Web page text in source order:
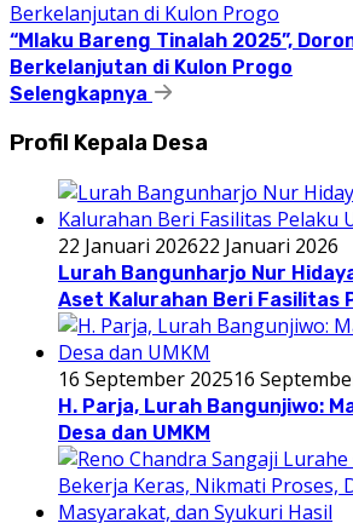
“Mlaku Bareng Tinalah 2025”,
Berkelanjutan di Kulon Progo
Selengkapnya
Profil Kepala Desa
22 Januari 202622 Januari 2026
Lurah Bangunharjo Nur
Aset Kalurahan Beri Fasilitas
16 September 202516
H. Parja, Lurah Bangunjiwo:
Desa dan UMKM